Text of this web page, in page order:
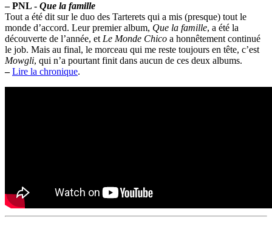
– PNL - Que la famille
Tout a été dit sur le duo des Tarterets qui a mis (presque) tout le
monde d’accord. Leur premier album, Que la famille, a été la
découverte de l’année, et Le Monde Chico a honnêtement continué
le job. Mais au final, le morceau qui me reste toujours en tête, c’est
Mowgli, qui n’a pourtant finit dans aucun de ces deux albums.
– Lire la chronique.